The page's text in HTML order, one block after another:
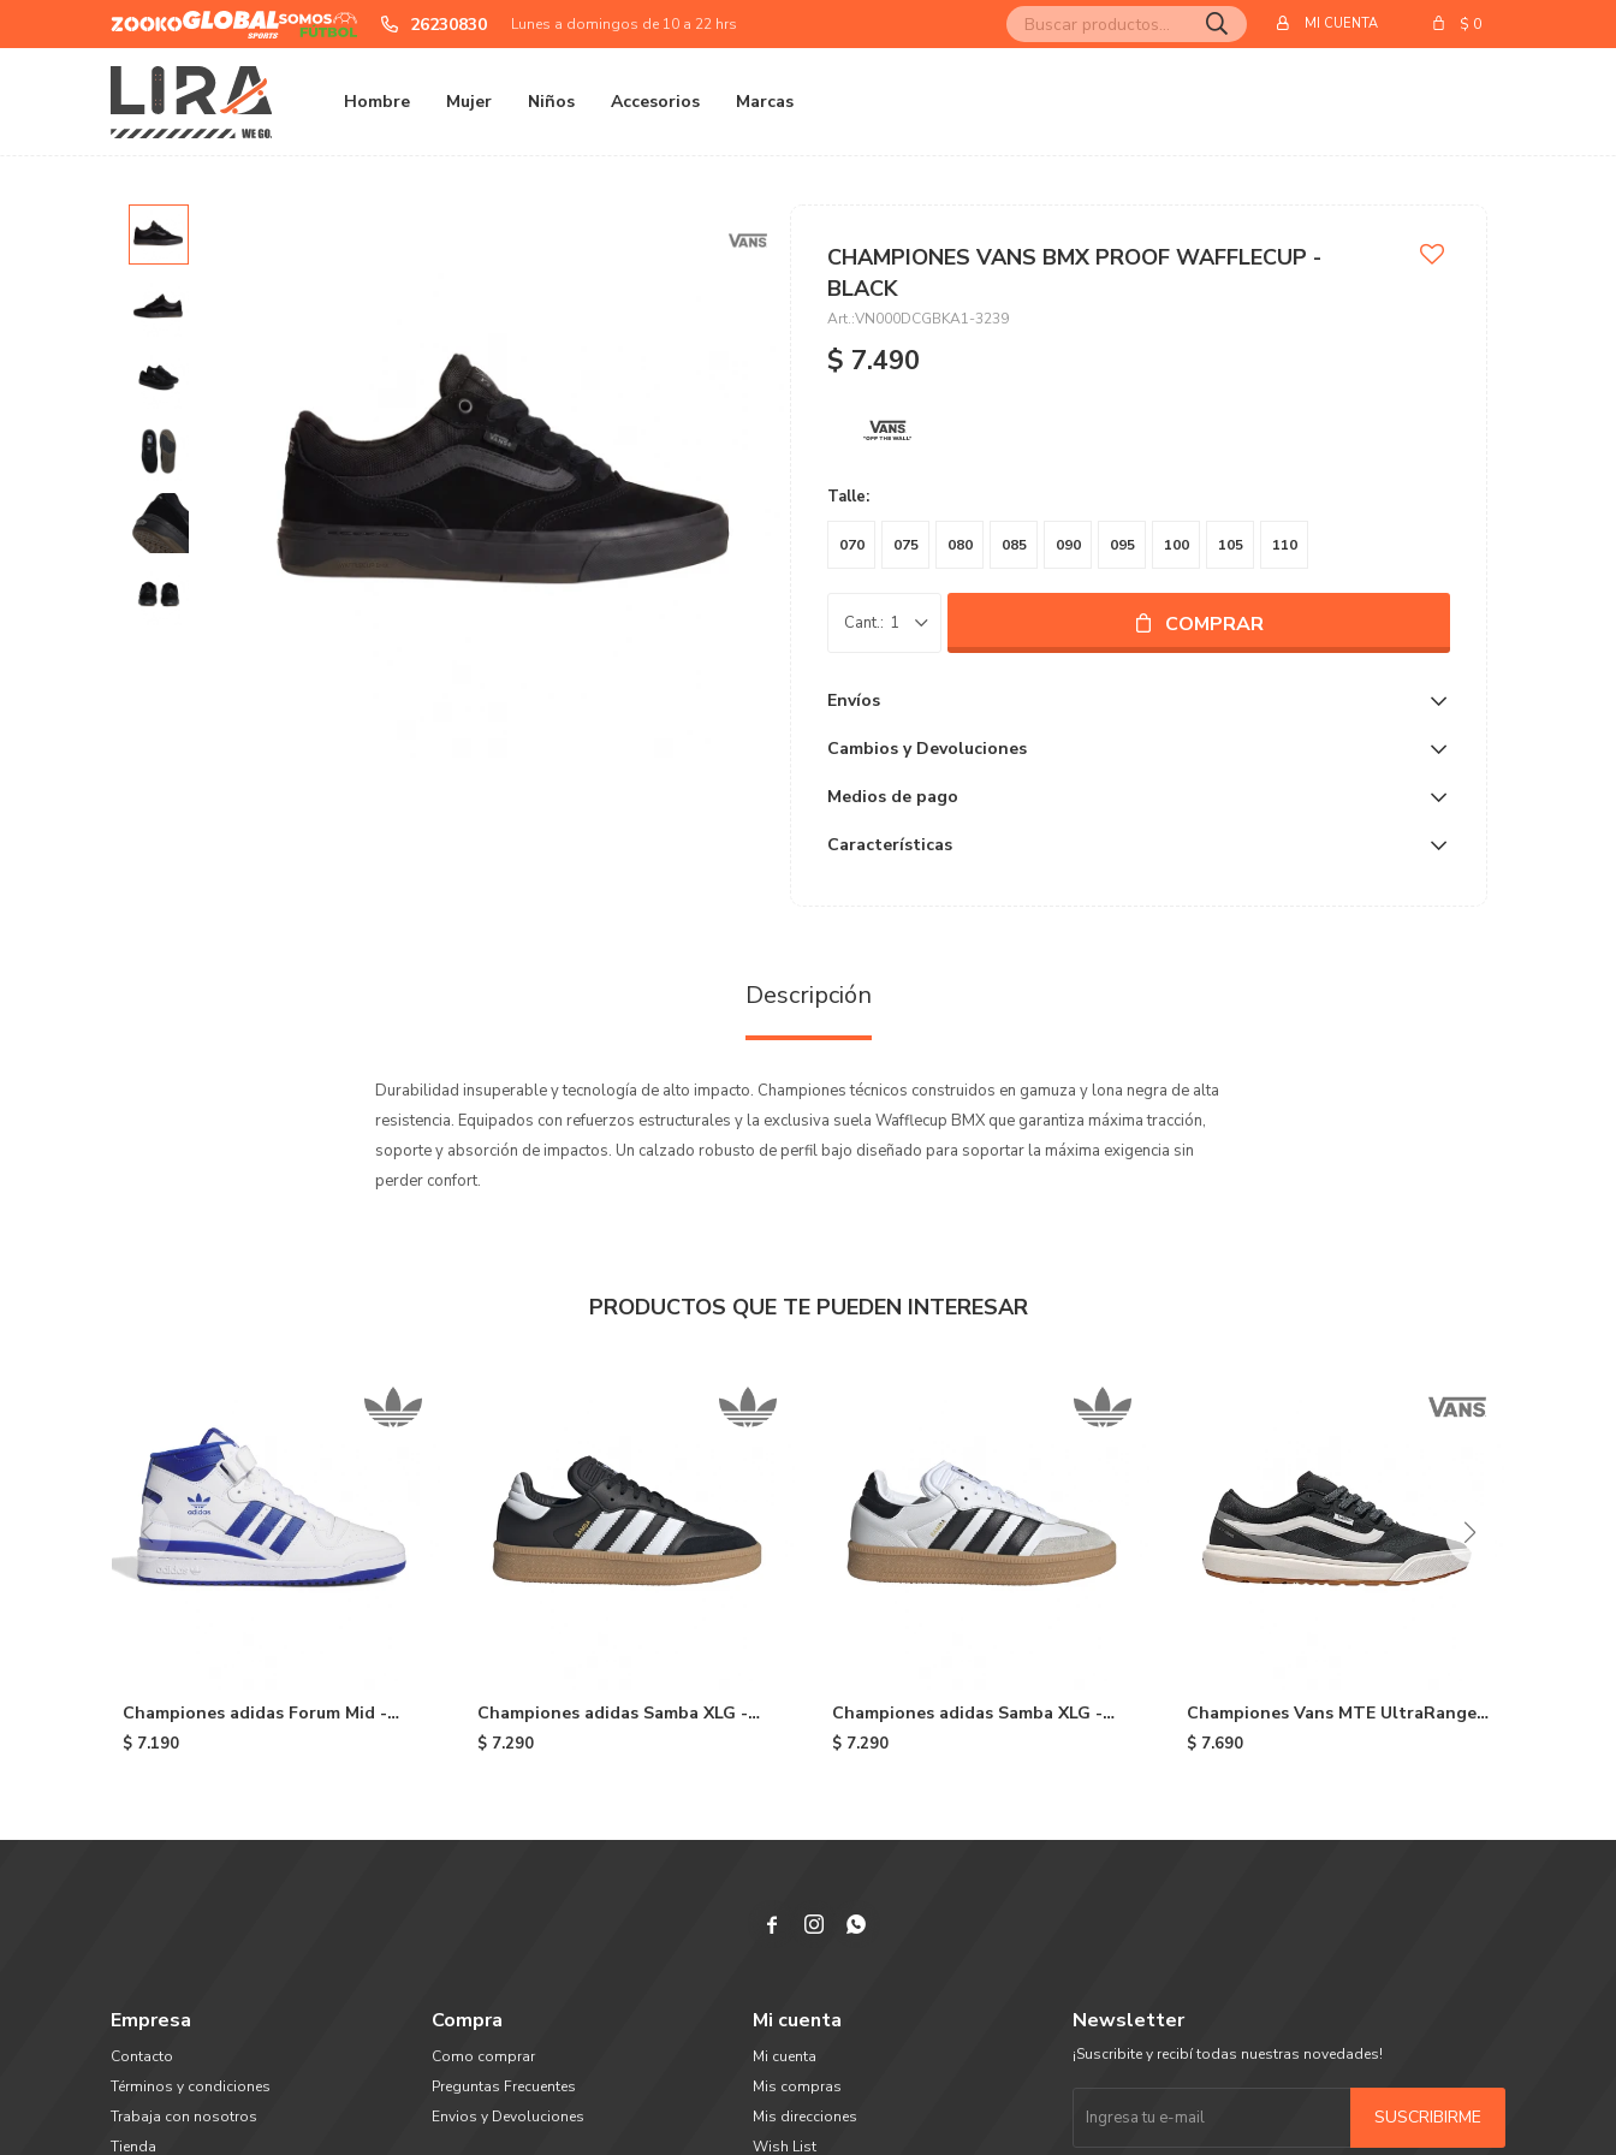
Hombre Mujer Niños Accesorios Marcas
$ 0
Futbol
26230830 Lunes a domingos de 10 a 22 hrs
CHAMPIONES VANS BMX PROOF WAFFLECUP -
BLACK
VN000DCGBKA1-3239
$ 7.490
Talle:
070 075 080 085 090 095 100 105 110
1 COMPRAR
Envíos
Cambios y Devoluciones
Medios de pago
Características
Descripción
Durabilidad insuperable y tecnología de alto impacto. Championes técnicos construidos en gamuza y lona negra de alta
resistencia. Equipados con refuerzos estructurales y la exclusiva suela Wafflecup BMX que garantiza máxima tracción,
soporte y absorción de impactos. Un calzado robusto de perfil bajo diseñado para soportar la máxima exigencia sin
perder confort.
PRODUCTOS QUE TE PUEDEN INTERESAR
Championes adidas Forum Mid -
Cloud White/blue
$ 7.190
Championes adidas Samba XLG -
Black
$ 7.290
Championes adidas Samba XLG -
White
$ 7.290
Championes Vans MTE UltraRange
2.0 - Black/white
$ 7.690
Empresa
Contacto
Términos y condiciones
Trabaja con nosotros
Tienda
Compra
Como comprar
Preguntas Frecuentes
Envios y Devoluciones
Mi cuenta
Mi cuenta
Mis compras
Mis direcciones
Wish List
  
Newsletter
¡Suscribite y recibí todas nuestras novedades!
SUSCRIBIRME